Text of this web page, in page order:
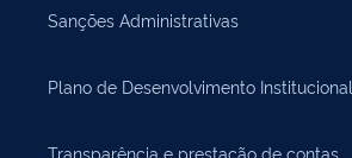
Sanções Administrativas
Plano de Desenvolvimento Institucional
Transparência e prestação de contas